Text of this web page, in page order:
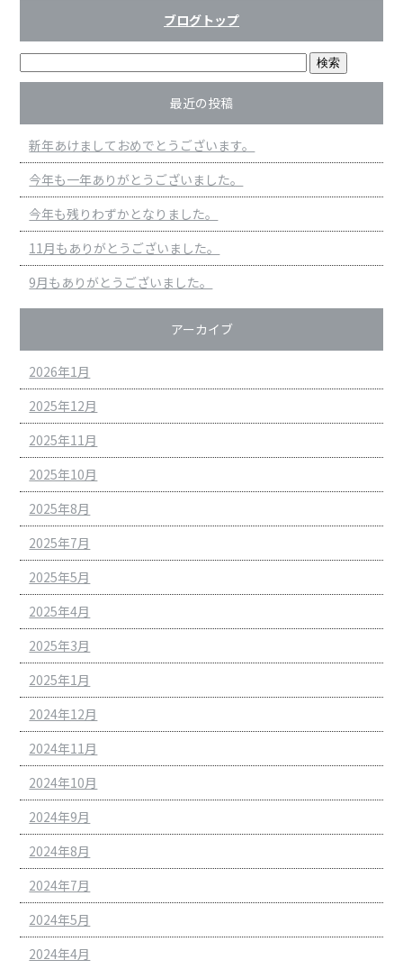
ブログトップ
最近の投稿
新年あけましておめでとうございます。
今年も一年ありがとうございました。
今年も残りわずかとなりました。
11月もありがとうございました。
9月もありがとうございました。
アーカイブ
2026年1月
2025年12月
2025年11月
2025年10月
2025年8月
2025年7月
2025年5月
2025年4月
2025年3月
2025年1月
2024年12月
2024年11月
2024年10月
2024年9月
2024年8月
2024年7月
2024年5月
2024年4月